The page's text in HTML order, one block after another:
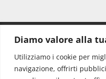
Diamo valore alla
Utilizziamo i cookie per
navigazione, offrirti
Redazione: